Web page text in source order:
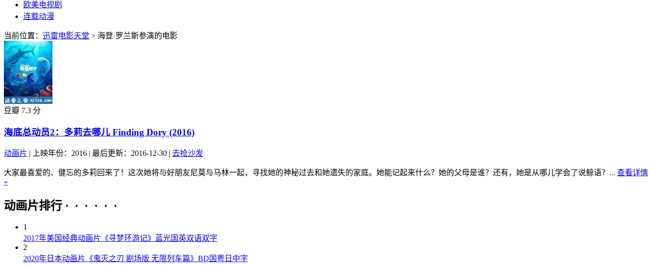
欧美电视剧
连载动漫
当前位置： 迅雷电影天堂 > 海登·罗兰斯参演的电影
豆瓣 7.3 分
海底总动员2：多莉去哪儿 Finding Dory (2016)
动画片 | 上映年份：2016 | 最后更新：2016-12-30 | 去抢沙发
大家最喜爱的、健忘的多莉回来了！这次她将与好朋友尼莫与马林一起，寻找她的神秘过去和她遗失的家庭。她能记起来什么？她的父母是谁？还有，她是从哪儿学会了说鲸语？... 查看详情
»
动画片排行 · · · · · ·
1
2017年美国经典动画片《寻梦环游记》蓝光国英双语双字
2
2020年日本动画片《鬼灭之刃 剧场版 无限列车篇》BD国粤日中字